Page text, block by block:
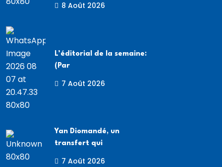
8 Août 2026
L’éditorial de la semaine:
(Par
7 Août 2026
Yan Diomandé, un
transfert qui
7 Août 2026